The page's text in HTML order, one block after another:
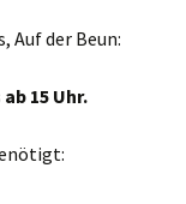
Auf der Beun:
15 Uhr.